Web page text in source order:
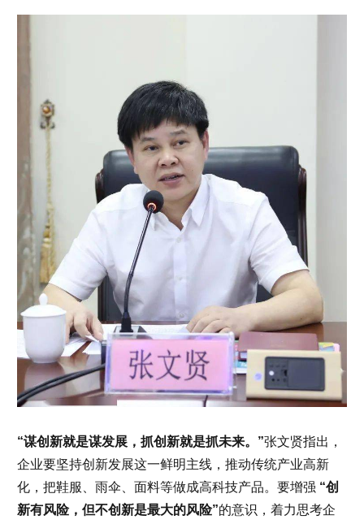
“谋创新就是谋发展，抓创新就是抓未来。”张文贤指出，
企业要坚持创新发展这一鲜明主线，推动传统产业高新
化，把鞋服、雨伞、面料等做成高科技产品。要增强 “创
新有风险，但不创新是最大的风险”的意识，着力思考企